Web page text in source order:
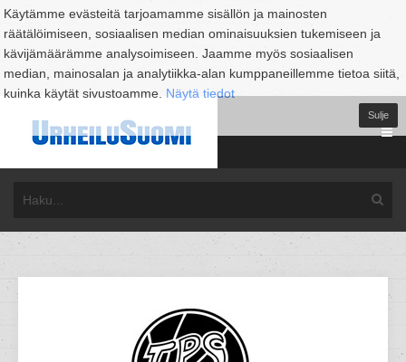
Käytämme evästeitä tarjoamamme sisällön ja mainosten
räätälöimiseen, sosiaalisen median ominaisuuksien tukemiseen ja
kävijämäärämme analysoimiseen. Jaamme myös sosiaalisen
median, mainosalan ja analytiikka-alan kumppaneillemme tietoa siitä,
kuinka käytät sivustoamme. Näytä tiedot
Sulje